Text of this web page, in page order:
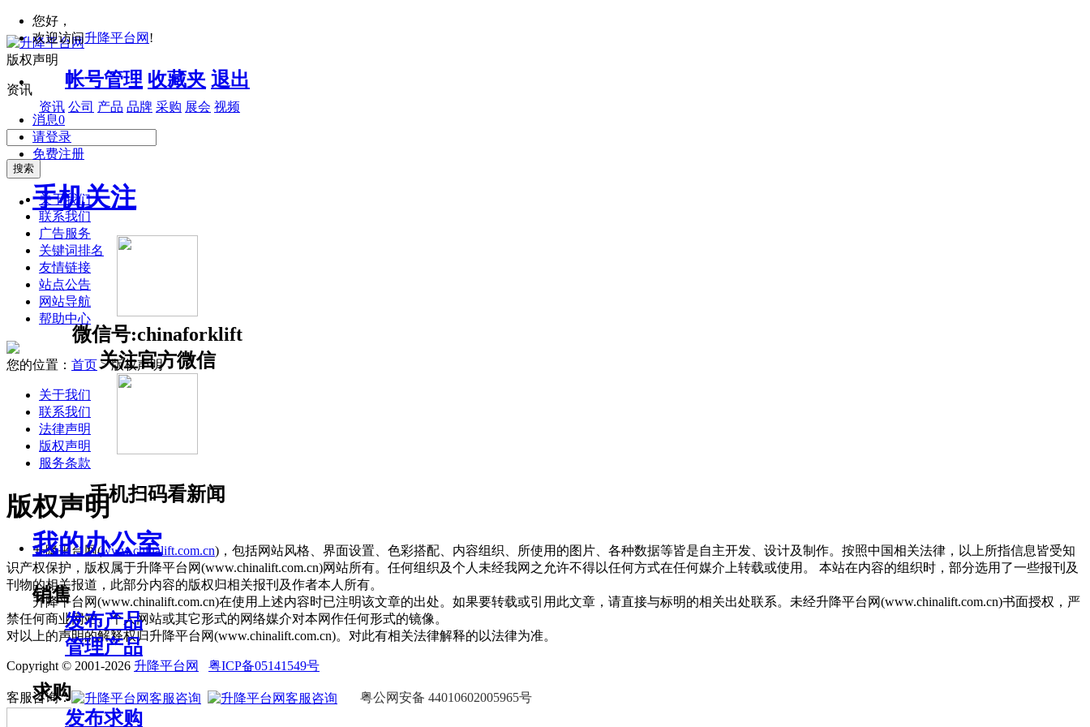
您好，
欢迎访问升降平台网 !
帐号管理 收藏夹 退出
消息0
请登录
免费注册
手机关注
微信号:chinaforklift
关注官方微信
手机扫码看新闻
我的办公室
销售
发布产品
管理产品
求购
发布求购
版权声明
资讯
资讯 公司 产品 品牌 采购 展会 视频
搜索
关于我们
联系我们
广告服务
关键词排名
友情链接
站点公告
网站导航
帮助中心
您的位置： 首页> 版权声明
关于我们
联系我们
法律声明
版权声明
服务条款
版权声明
升降平台网(www.chinalift.com.cn)，包括网站风格、界面设置、色彩搭配、内容组织、所使用的图片、各种数据等皆是自主开发、设计及制作。按照中国相关法律，以上所指信息皆受知
识产权保护，版权属于升降平台网(www.chinalift.com.cn)网站所有。任何组织及个人未经我网之允许不得以任何方式在任何媒介上转载或使用。 本站在内容的组织时，部分选用了一些报刊及
刊物的相关报道，此部分内容的版权归相关报刊及作者本人所有。
升降平台网(www.chinalift.com.cn)在使用上述内容时已注明该文章的出处。如果要转载或引用此文章，请直接与标明的相关出处联系。未经升降平台网(www.chinalift.com.cn)书面授权，严
禁任何商业网站、个人网站或其它形式的网络媒介对本网作任何形式的镜像。
对以上的声明的解释权归升降平台网(www.chinalift.com.cn)。对此有相关法律解释的以法律为准。
Copyright © 2001-2026 升降平台网 粤ICP备05141549号
客服咨询： 粤公网安备 44010602005965号